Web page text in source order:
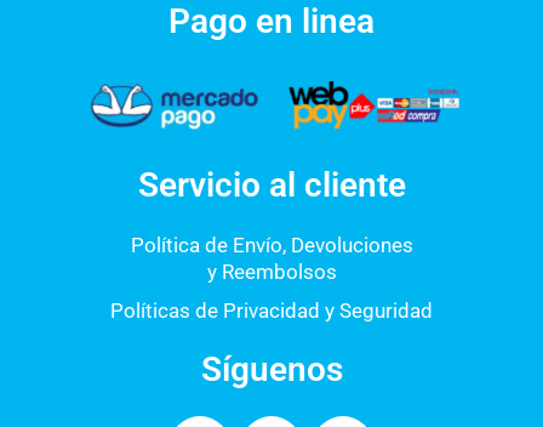
Pago en linea
Servicio al cliente
Política de Envío, Devoluciones
y Reembolsos
Políticas de Privacidad y Seguridad
Síguenos